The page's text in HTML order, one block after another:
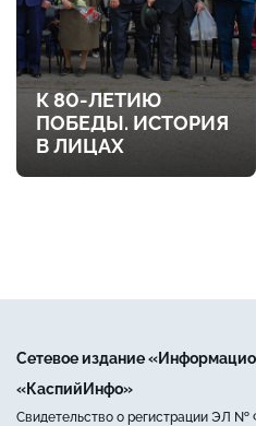
К 80-ЛЕТИЮ
ПОБЕДЫ. ИСТОРИЯ
В ЛИЦАХ
Сетевое издание
«КаспийИнфо»
Свидетельство о регистрации ЭЛ №